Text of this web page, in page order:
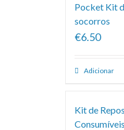
Pocket Kit
socorros
€6.50
Adicionar
Kit de